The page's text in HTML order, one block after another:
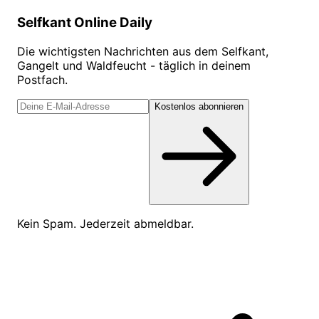
Selfkant Online Daily
Die wichtigsten Nachrichten aus dem Selfkant,
Gangelt und Waldfeucht - täglich in deinem
Postfach.
Kostenlos abonnieren
Kein Spam. Jederzeit abmeldbar.